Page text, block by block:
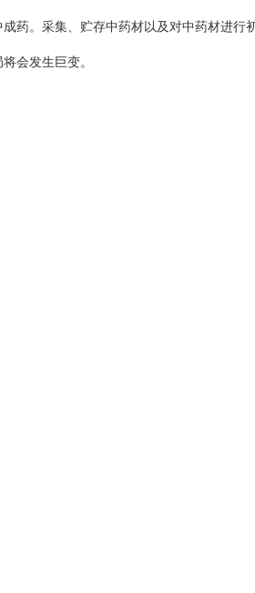
。采集、贮存中药材以及对中药材进行
会发生巨变。